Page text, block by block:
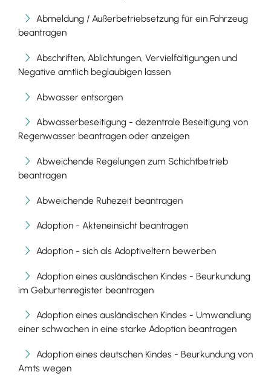
Abmeldung / Außerbetriebsetzung für ein Fahrzeug
beantragen
Abschriften, Ablichtungen, Vervielfältigungen und
Negative amtlich beglaubigen lassen
Abwasser entsorgen
Abwasserbeseitigung - dezentrale Beseitigung von
Regenwasser beantragen oder anzeigen
Abweichende Regelungen zum Schichtbetrieb
beantragen
Abweichende Ruhezeit beantragen
Adoption - Akteneinsicht beantragen
Adoption - sich als Adoptiveltern bewerben
Adoption eines ausländischen Kindes - Beurkundung
im Geburtenregister beantragen
Adoption eines ausländischen Kindes - Umwandlung
einer schwachen in eine starke Adoption beantragen
Adoption eines deutschen Kindes - Beurkundung von
Amts wegen